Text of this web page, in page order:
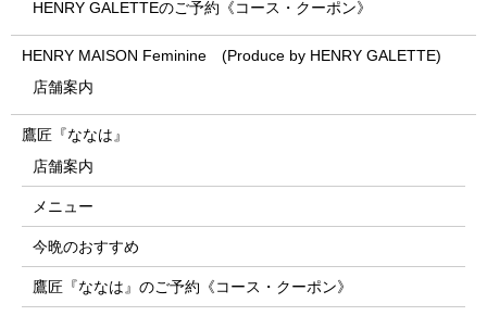
HENRY GALETTEのご予約《コース・クーポン》
HENRY MAISON Feminine (Produce by HENRY GALETTE)
店舗案内
鷹匠『ななは』
店舗案内
メニュー
今晩のおすすめ
鷹匠『ななは』のご予約《コース・クーポン》